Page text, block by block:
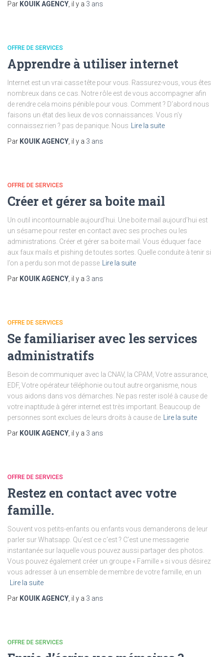
Par KOUIK AGENCY , il y a 3 ans
OFFRE DE SERVICES
Apprendre à utiliser internet
Internet est un vrai casse tête pour vous. Rassurez-vous, vous êtes
nombreux dans ce cas. Notre rôle est de vous accompagner afin
de rendre cela moins pénible pour vous. Comment ? D’abord nous
faisons un état des lieux de vos connaissances. Vous n’y
connaissez rien ? pas de panique. Nous
Lire la suite
Par KOUIK AGENCY , il y a 3 ans
OFFRE DE SERVICES
Créer et gérer sa boite mail
Un outil incontournable aujourd’hui. Une boite mail aujourd’hui est
un sésame pour rester en contact avec ses proches ou les
administrations. Créer et gérer sa boite mail. Vous éduquer face
aux faux mails et pishing de toutes sortes. Quelle conduite à tenir si
l’on a perdu son mot de passe
Lire la suite
Par KOUIK AGENCY , il y a 3 ans
OFFRE DE SERVICES
Se familiariser avec les services
administratifs
Besoin de communiquer avec la CNAV, la CPAM, Votre assurance,
EDF, Votre opérateur téléphonie ou tout autre organisme, nous
vous aidons dans vos démarches. Ne pas rester isolé à cause de
votre inaptitude à gérer internet est très important. Beaucoup de
personnes sont exclues de leurs droits à cause de
Lire la suite
Par KOUIK AGENCY , il y a 3 ans
OFFRE DE SERVICES
Restez en contact avec votre
famille.
Souvent vos petits-enfants ou enfants vous demanderons de leur
parler sur Whatsapp. Qu’est ce c’est ? C’est une messagerie
instantanée sur laquelle vous pouvez aussi partager des photos.
Vous pouvez également créer un groupe « Famille » si vous désirez
vous adresser à un ensemble de membre de votre famille, en un
Lire la suite
Par KOUIK AGENCY , il y a 3 ans
OFFRE DE SERVICES